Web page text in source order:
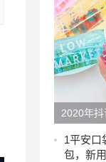
2020年
的风口！
1平安口
包，新